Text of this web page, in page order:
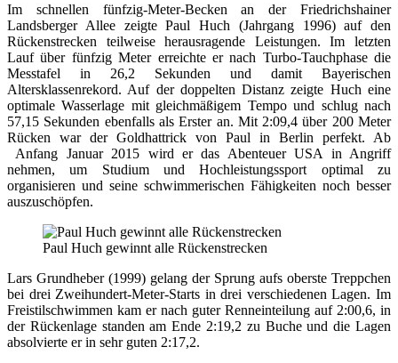
Im schnellen fünfzig-Meter-Becken an der Friedrichshainer
Landsberger Allee zeigte Paul Huch (Jahrgang 1996) auf den
Rückenstrecken teilweise herausragende Leistungen. Im letzten
Lauf über fünfzig Meter erreichte er nach Turbo-Tauchphase die
Messtafel in 26,2 Sekunden und damit Bayerischen
Altersklassenrekord. Auf der doppelten Distanz zeigte Huch eine
optimale Wasserlage mit gleichmäßigem Tempo und schlug nach
57,15 Sekunden ebenfalls als Erster an. Mit 2:09,4 über 200 Meter
Rücken war der Goldhattrick von Paul in Berlin perfekt. Ab
Anfang Januar 2015 wird er das Abenteuer USA in Angriff
nehmen, um Studium und Hochleistungssport optimal zu
organisieren und seine schwimmerischen Fähigkeiten noch besser
auszuschöpfen.
Paul Huch gewinnt alle Rückenstrecken
Lars Grundheber (1999) gelang der Sprung aufs oberste Treppchen
bei drei Zweihundert-Meter-Starts in drei verschiedenen Lagen. Im
Freistilschwimmen kam er nach guter Renneinteilung auf 2:00,6, in
der Rückenlage standen am Ende 2:19,2 zu Buche und die Lagen
absolvierte er in sehr guten 2:17,2.